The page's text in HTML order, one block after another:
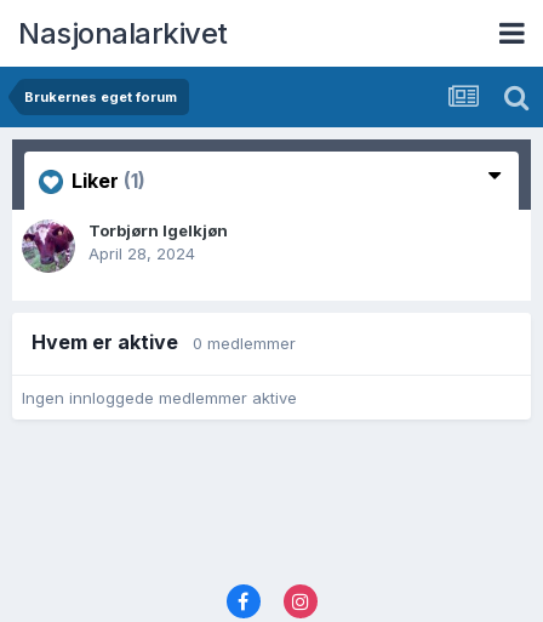
Nasjonalarkivet
Brukernes eget forum
Liker (1)
Torbjørn Igelkjøn
April 28, 2024
Hvem er aktive 0 medlemmer
Ingen innloggede medlemmer aktive